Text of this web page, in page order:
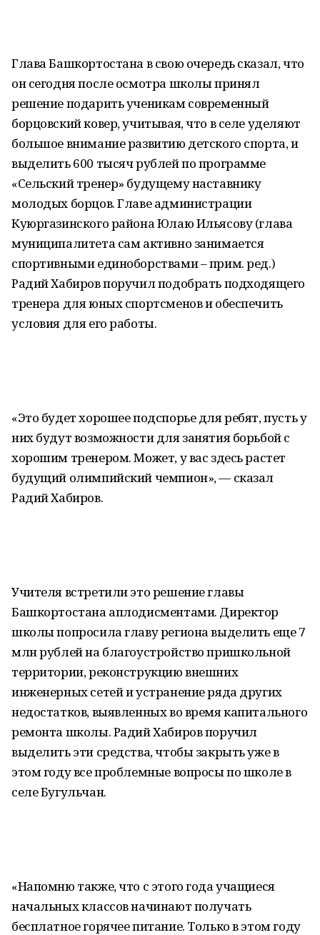
Глава Башкортостана в свою очередь сказал, что
он сегодня после осмотра школы принял
решение подарить ученикам современный
борцовский ковер, учитывая, что в селе уделяют
большое внимание развитию детского спорта, и
выделить 600 тысяч рублей по программе
«Сельский тренер» будущему наставнику
молодых борцов. Главе администрации
Куюргазинского района Юлаю Ильясову (глава
муниципалитета сам активно занимается
спортивными единоборствами – прим. ред.)
Радий Хабиров поручил подобрать подходящего
тренера для юных спортсменов и обеспечить
условия для его работы.
«Это будет хорошее подспорье для ребят, пусть у
них будут возможности для занятия борьбой с
хорошим тренером. Может, у вас здесь растет
будущий олимпийский чемпион», — сказал
Радий Хабиров.
Учителя встретили это решение главы
Башкортостана аплодисментами. Директор
школы попросила главу региона выделить еще 7
млн рублей на благоустройство пришкольной
территории, реконструкцию внешних
инженерных сетей и устранение ряда других
недостатков, выявленных во время капитального
ремонта школы. Радий Хабиров поручил
выделить эти средства, чтобы закрыть уже в
этом году все проблемные вопросы по школе в
селе Бугульчан.
«Напомню также, что с этого года учащиеся
начальных классов начинают получать
бесплатное горячее питание. Только в этом году